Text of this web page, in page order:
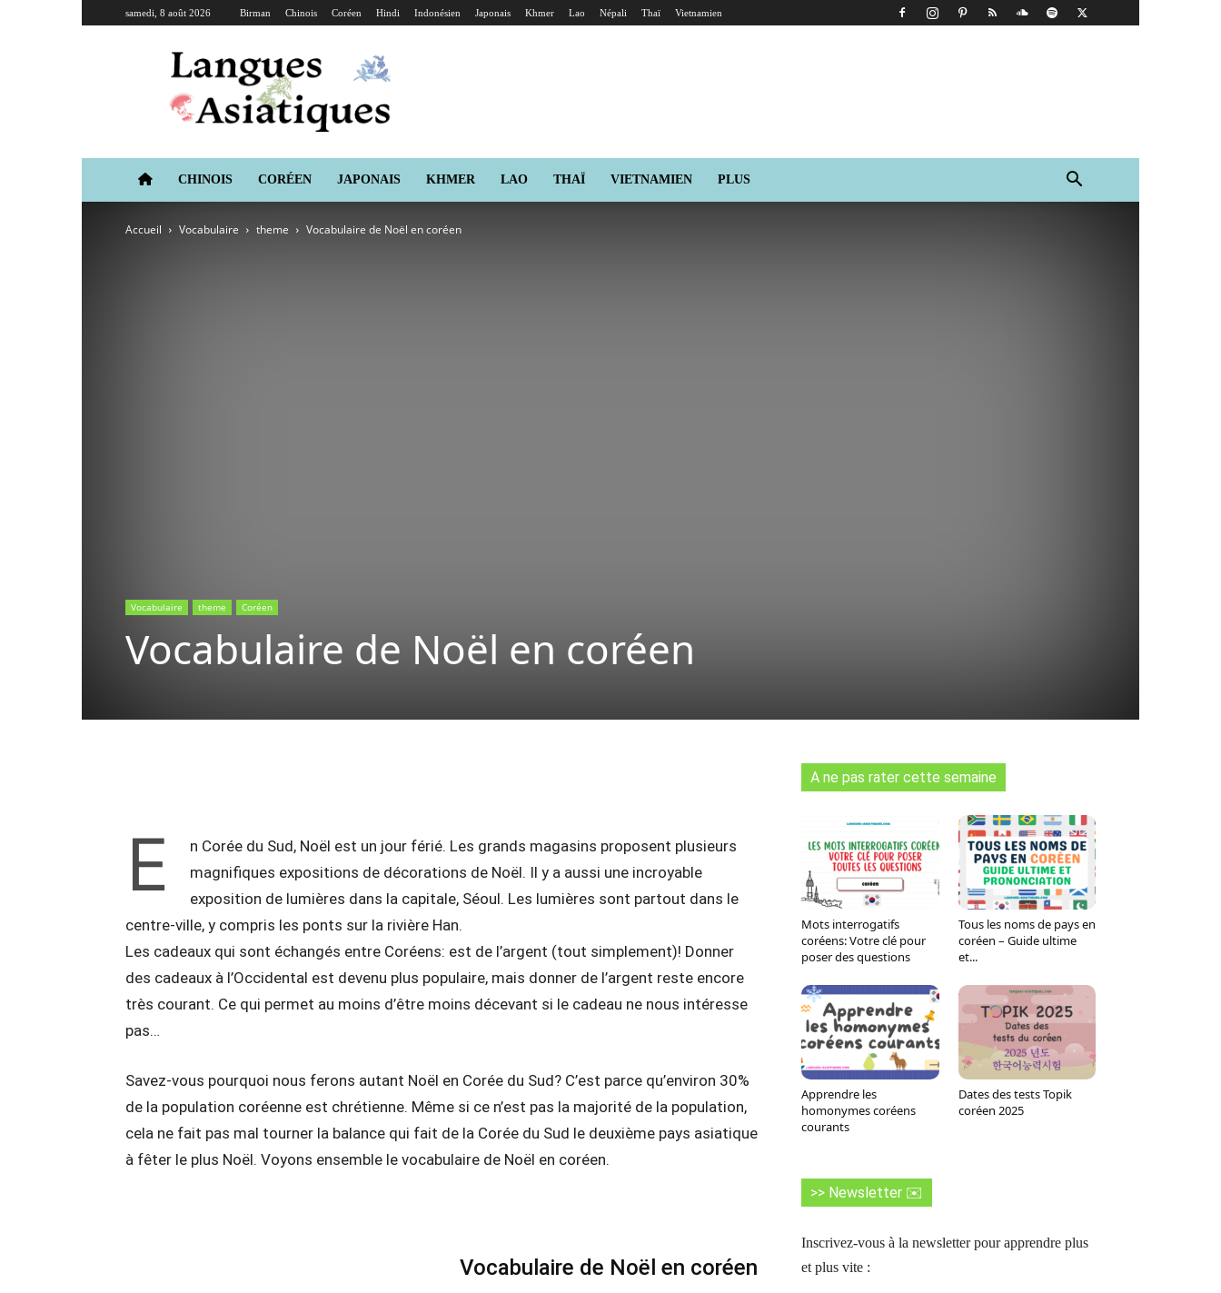
samedi, 8 août 2026 Birman Chinois Coréen Hindi Indonésien Japonais Khmer Lao Népali Thaï Vietnamien
Langues
Asiatiques
CHINOIS CORÉEN JAPONAIS KHMER LAO THAÏ VIETNAMIEN PLUS
Accueil Vocabulaire theme Vocabulaire de Noël en coréen
Vocabulaire theme Coréen
Vocabulaire de Noël en coréen
Tumblr WhatsApp
E
n Corée du Sud, Noël est un jour férié. Les grands magasins proposent plusieurs
magnifiques expositions de décorations de Noël. Il y a aussi une incroyable
exposition de lumières dans la capitale, Séoul. Les lumières sont partout dans le
centre-ville, y compris les ponts sur la rivière Han.
Les cadeaux qui sont échangés entre Coréens: est de l’argent (tout simplement)! Donner
des cadeaux à l’Occidental est devenu plus populaire, mais donner de l’argent reste encore
très courant. Ce qui permet au moins d’être moins décevant si le cadeau ne nous intéresse
pas…
Savez-vous pourquoi nous ferons autant Noël en Corée du Sud? C’est parce qu’environ 30%
de la population coréenne est chrétienne. Même si ce n’est pas la majorité de la population,
cela ne fait pas mal tourner la balance qui fait de la Corée du Sud le deuxième pays asiatique
à fêter le plus Noël. Voyons ensemble le vocabulaire de Noël en coréen.
Vocabulaire de Noël en coréen
A ne pas rater cette semaine
Mots interrogatifs
coréens: Votre clé pour
poser des questions
Tous les noms de pays en
coréen – Guide ultime
et...
Apprendre les
homonymes coréens
courants
Dates des tests Topik
coréen 2025
>> Newsletter ✉️
Inscrivez-vous à la newsletter pour apprendre plus
et plus vite :